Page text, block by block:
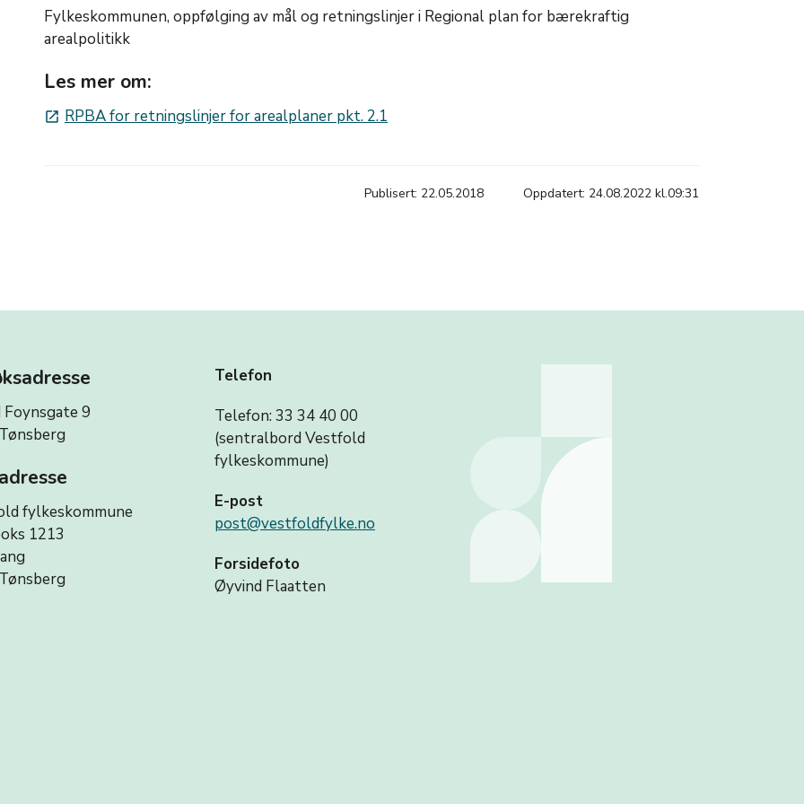
Fylkeskommunen, oppfølging av mål og retningslinjer i Regional plan for bærekraftig
arealpolitikk
Les mer om:
launch RPBA for retningslinjer for arealplaner pkt. 2.1
Publisert: 22.05.2018 Oppdatert: 24.08.2022 kl.09:31
Foynsgate 9
fylkeskommune
1213
Telefon
Telefon: 33 34 40 00
(sentralbord Vestfold
fylkeskommune)
E-post
post@vestfoldfylke.no
Forsidefoto
Øyvind Flaatten